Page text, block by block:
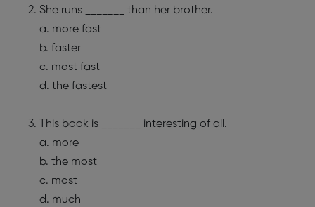
She runs _______ than her brother.
a. more fast
b. faster
c. most fast
d. the fastest
This book is _______ interesting of all.
a. more
b. the most
c. most
d. much